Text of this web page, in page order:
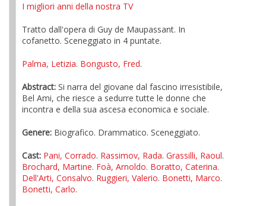
I migliori anni della nostra TV
Tratto dall'opera di Guy de Maupassant. In
cofanetto. Sceneggiato in 4 puntate.
Palma, Letizia. Bongusto, Fred.
Abstract: Si narra del giovane dal fascino irresistibile,
Bel Ami, che riesce a sedurre tutte le donne che
incontra e della sua ascesa economica e sociale.
Genere: Biografico. Drammatico. Sceneggiato.
Cast: Pani, Corrado. Rassimov, Rada. Grassilli, Raoul.
Brochard, Martine. Foà, Arnoldo. Boratto, Caterina.
Dell'Arti, Consalvo. Ruggieri, Valerio. Bonetti, Marco.
Bonetti, Carlo.